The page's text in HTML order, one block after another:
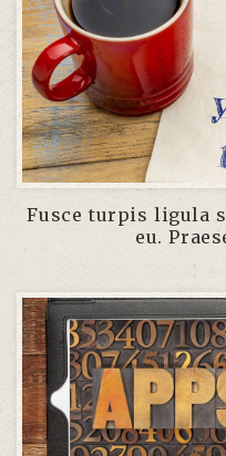
Fusce turpis ligula
eu.